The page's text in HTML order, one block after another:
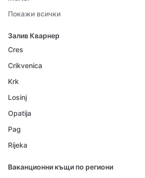
Покажи всички
Залив Кварнер
Cres
Crikvenica
Krk
Losinj
Opatija
Pag
Rijeka
Ваканционни къщи по региони